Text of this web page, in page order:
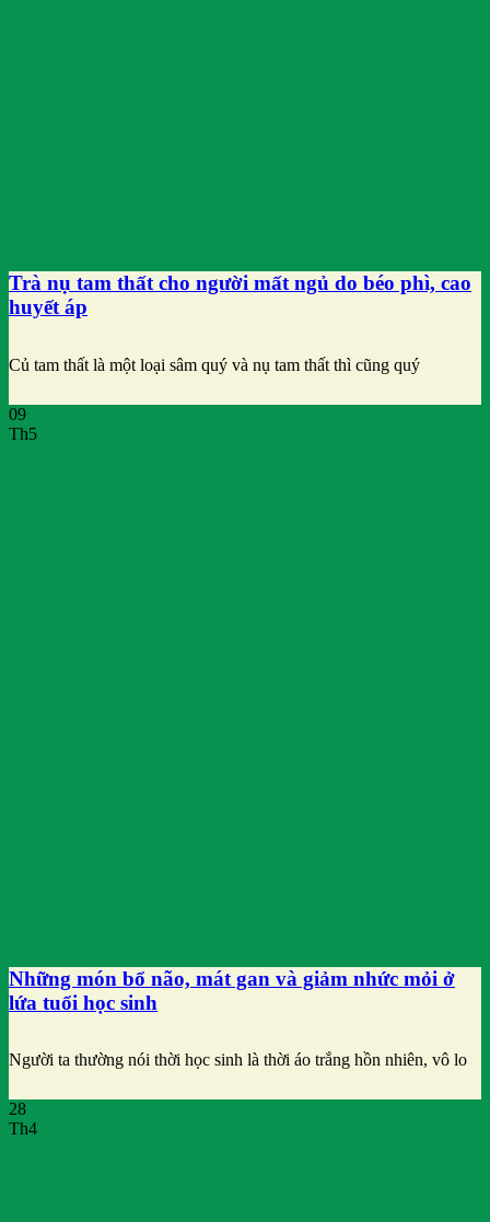
Trà nụ tam thất cho người mất ngủ do béo phì, cao
huyết áp
Củ tam thất là một loại sâm quý và nụ tam thất thì cũng quý
09
Th5
Những món bổ não, mát gan và giảm nhức mỏi ở
lứa tuổi học sinh
Người ta thường nói thời học sinh là thời áo trắng hồn nhiên, vô lo
28
Th4